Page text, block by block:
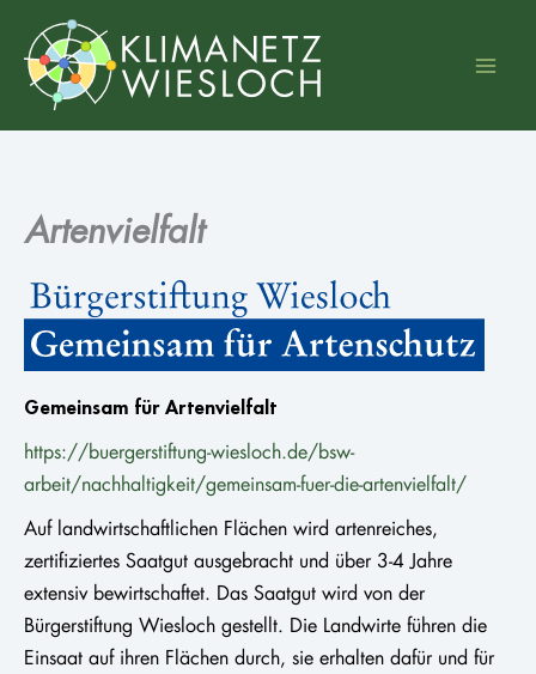
Inhalt
springen
Artenvielfalt
Gemeinsam für Artenvielfalt
https://buergerstiftung-wiesloch.de/bsw-
arbeit/nachhaltigkeit/gemeinsam-fuer-die-artenvielfalt/
Auf landwirtschaftlichen Flächen wird artenreiches,
zertifiziertes Saatgut ausgebracht und über 3-4 Jahre
extensiv bewirtschaftet. Das Saatgut wird von der
Bürgerstiftung Wiesloch gestellt. Die Landwirte führen die
Einsaat auf ihren Flächen durch, sie erhalten dafür und für